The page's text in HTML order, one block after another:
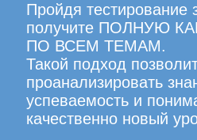
Пройдя тестирование
получите ПОЛНУЮ
ПО ВСЕМ ТЕМАМ.
Такой подход
проанализировать
успеваемость и
качественно новый